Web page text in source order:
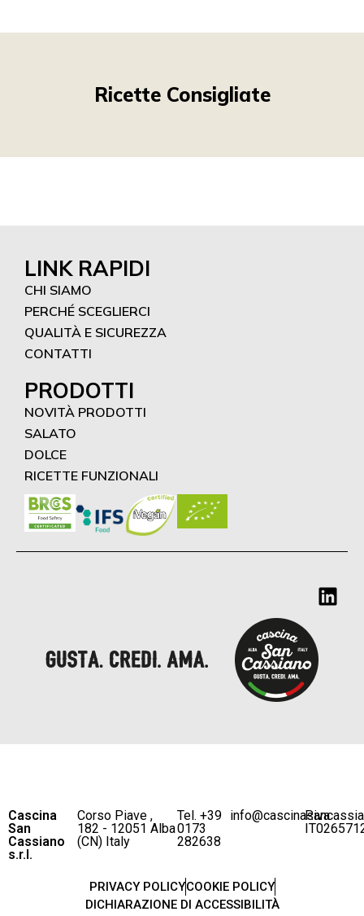
Ricette Consigliate
LINK RAPIDI
CHI SIAMO
PERCHÉ SCEGLIERCI
QUALITÀ E SICUREZZA
CONTATTI
PRODOTTI
NOVITÀ PRODOTTI
SALATO
DOLCE
RICETTE FUNZIONALI
Cascina
San
Cassiano
s.r.l.
Corso Piave ,
182 - 12051 Alba
(CN) Italy
Tel. +39
0173
282638
P.iva
PRIVACY POLICYCOOKIE POLICY
DICHIARAZIONE DI ACCESSIBILITÀ